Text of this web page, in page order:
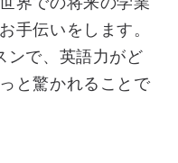
手伝いをします。
ンで、英語力がど
と驚かれることで